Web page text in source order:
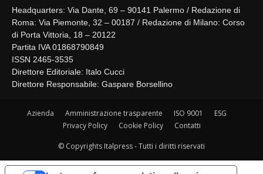
Headquarters: Via Dante, 69 – 90141 Palermo / Redazione di
Roma: Via Piemonte, 32 – 00187 / Redazione di Milano: Corso
di Porta Vittoria, 18 – 20122
Partita IVA 01868790849
ISSN 2465-3535
Direttore Editoriale: Italo Cucci
Direttore Responsabile: Gaspare Borsellino
Azienda Amministrazione trasparente ISO 9001
ESG
Privacy Policy
Cookie Policy Contatti
© Copyrights Italpress - Tutti i diritti riservati